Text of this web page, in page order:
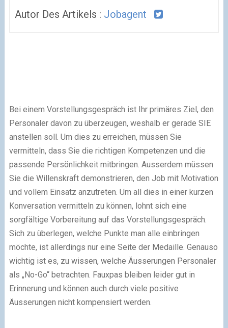
Autor Des Artikels : Jobagent
Bei einem Vorstellungsgespräch ist Ihr primäres Ziel, den
Personaler davon zu überzeugen, weshalb er gerade SIE
anstellen soll. Um dies zu erreichen, müssen Sie
vermitteln, dass Sie die richtigen Kompetenzen und die
passende Persönlichkeit mitbringen. Ausserdem müssen
Sie die Willenskraft demonstrieren, den Job mit Motivation
und vollem Einsatz anzutreten. Um all dies in einer kurzen
Konversation vermitteln zu können, lohnt sich eine
sorgfältige Vorbereitung auf das Vorstellungsgespräch.
Sich zu überlegen, welche Punkte man alle einbringen
möchte, ist allerdings nur eine Seite der Medaille. Genauso
wichtig ist es, zu wissen, welche Äusserungen Personaler
als „No-Go“ betrachten. Fauxpas bleiben leider gut in
Erinnerung und können auch durch viele positive
Äusserungen nicht kompensiert werden.